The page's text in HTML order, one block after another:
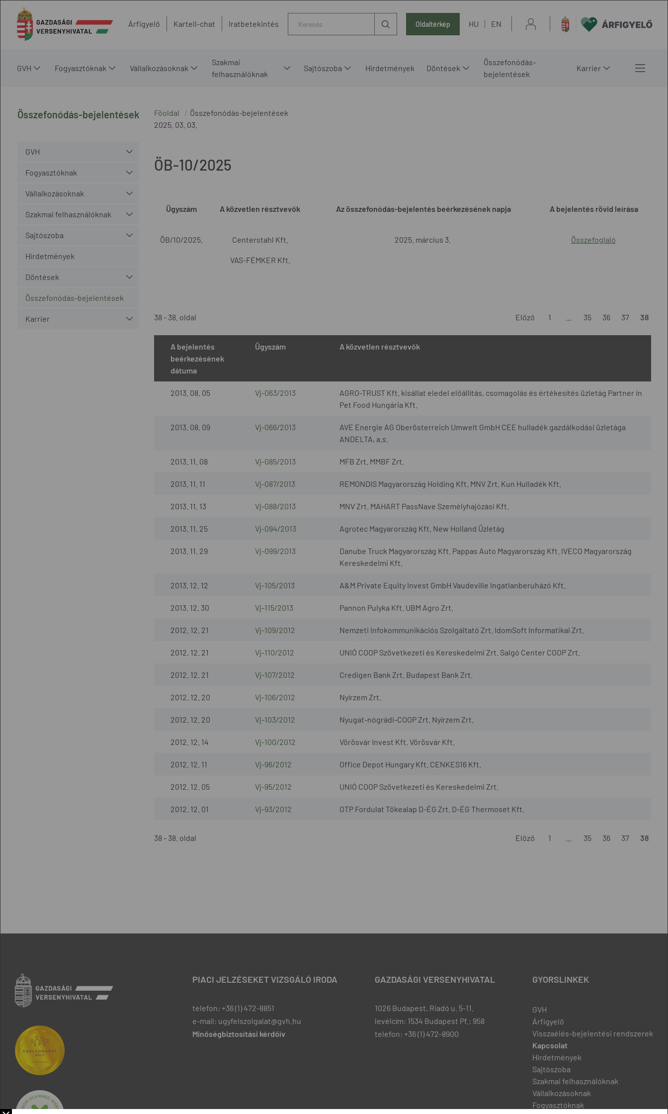
Árfigyelő Kartell-chat Iratbetekintés Oldaltérkép HU EN
GVH Fogyasztóknak Vállalkozásoknak
Szakmai
felhasználóknak
Sajtószoba Hirdetmények Döntések
Összefonódás-
bejelentések
Karrier
Összefonódás-bejelentések
GVH
Fogyasztóknak
Vállalkozásoknak
Szakmai felhasználóknak
Sajtószoba
Hirdetmények
Döntések
Összefonódás-bejelentések
Karrier
Főoldal
Összefonódás-bejelentések
2025. 03. 03.
ÖB-10/2025
Ügyszám A közvetlen résztvevők Az összefonódás-bejelentés beérkezésének napja A bejelentés rövid leírása
ÖB/10/2025. Centerstahl Kft.
VAS-FÉMKER Kft.
2025. március 3. Összefoglaló
38 - 38. oldal Előző 1 35 36 37 38
A bejelentés
beérkezésének
dátuma
Ügyszám A közvetlen résztvevők
2013. 08. 05 Vj-063/2013
AGRO-TRUST Kft. kisállat eledel előállítás, csomagolás és értékesítés üzletág Partner in
Pet Food Hungária Kft.
2013. 08. 09 Vj-066/2013
AVE Energie AG Oberösterreich Umwelt GmbH CEE hulladék gazdálkodási üzletága
ANDELTA, a.s.
2013. 11. 08 Vj-085/2013 MFB Zrt. MMBF Zrt.
2013. 11. 11 Vj-087/2013 REMONDIS Magyarország Holding Kft. MNV Zrt. Kun Hulladék Kft.
2013. 11. 13 Vj-088/2013 MNV Zrt. MAHART PassNave Személyhajózási Kft.
2013. 11. 25 Vj-094/2013 Agrotec Magyarország Kft. New Holland Üzletág
2013. 11. 29 Vj-099/2013
Danube Truck Magyarország Kft. Pappas Auto Magyarország Kft. IVECO Magyarország
Kereskedelmi Kft.
2013. 12. 12 Vj-105/2013 A&M Private Equity Invest GmbH Vaudeville Ingatlanberuházó Kft.
2013. 12. 30 Vj-115/2013 Pannon Pulyka Kft. UBM Agro Zrt.
2012. 12. 21 Vj-109/2012 Nemzeti Infokommunikációs Szolgáltató Zrt. IdomSoft Informatikai Zrt.
2012. 12. 21 Vj-110/2012 UNIÓ COOP Szövetkezeti és Kereskedelmi Zrt. Salgó Center COOP Zrt.
2012. 12. 21 Vj-107/2012 Credigen Bank Zrt. Budapest Bank Zrt.
2012. 12. 20 Vj-106/2012 Nyírzem Zrt.
2012. 12. 20 Vj-103/2012 Nyugat-nógrádi-COOP Zrt. Nyírzem Zrt.
2012. 12. 14 Vj-100/2012 Vörösvár Invest Kft. Vörösvár Kft.
2012. 12. 11 Vj-96/2012 Office Depot Hungary Kft. CENKES16 Kft.
2012. 12. 05 Vj-95/2012 UNIÓ COOP Szövetkezeti és Kereskedelmi Zrt.
2012. 12. 01 Vj-93/2012 OTP Fordulat Tőkealap D-ÉG Zrt. D-ÉG Thermoset Kft.
38 - 38. oldal Előző 1 35 36 37 38
PIACI JELZÉSEKET VIZSGÁLÓ IRODA
telefon: +36 (1) 472-8851
e-mail: ugyfelszolgalat@gvh.hu
Minőségbiztosítási kérdőív
GAZDASÁGI VERSENYHIVATAL
1026 Budapest, Riadó u. 5-11.
levélcím: 1534 Budapest Pf.: 958
telefon: +36 (1) 472-8900
GYORSLINKEK
GVH
Árfigyelő
Visszaélés-bejelentési rendszerek
Kapcsolat
Hirdetmények
Sajtószoba
Szakmai felhasználóknak
Vállalkozásoknak
Fogyasztóknak